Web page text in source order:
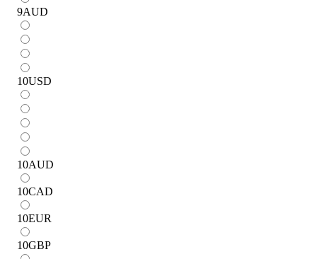
9AUD
10USD
10AUD
10CAD
10EUR
10GBP